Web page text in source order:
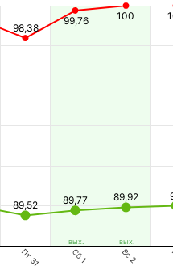
вых. вых.
89,52 89,77 89,92
98,38
99,76 100
Пт 31 Сб 1 Вс 2